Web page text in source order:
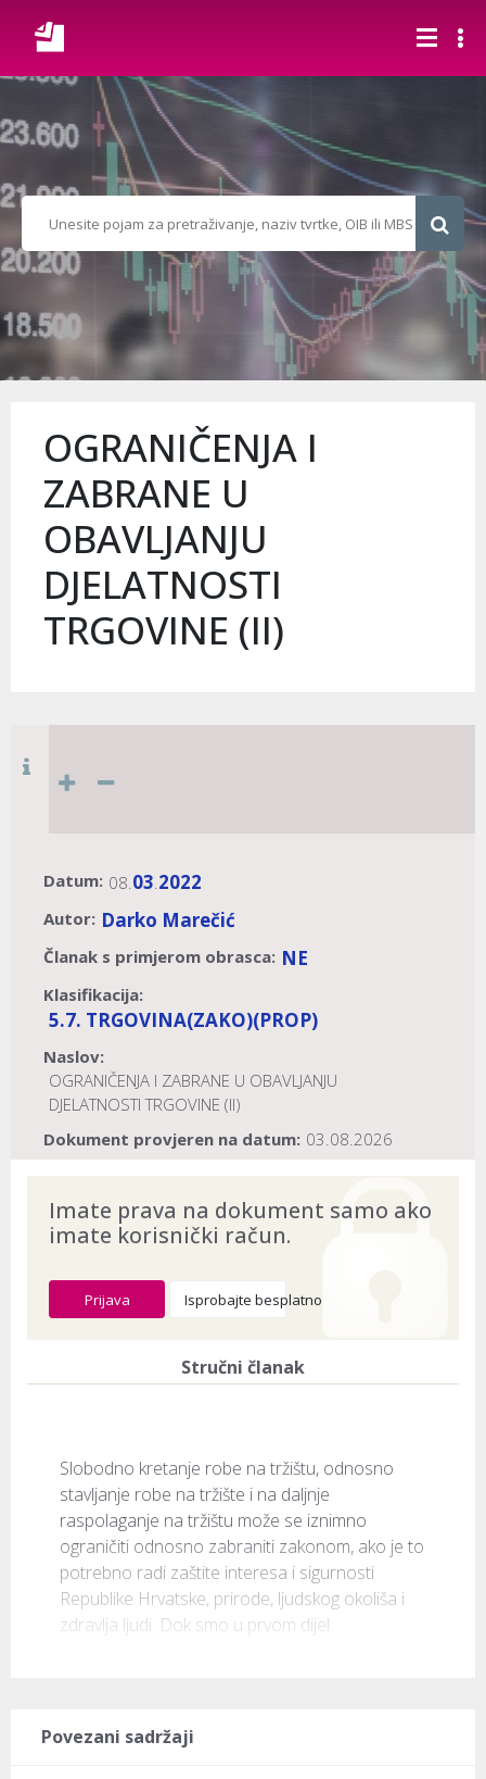
OGRANIČENJA I
ZABRANE U
OBAVLJANJU
DJELATNOSTI
TRGOVINE (II)
Datum: 08.03.2022
Autor: Darko Marečić
Članak s primjerom obrasca: NE
Klasifikacija:
5.7. TRGOVINA(ZAKO)(PROP)
Naslov:
OGRANIČENJA I ZABRANE U OBAVLJANJU
DJELATNOSTI TRGOVINE (II)
Dokument provjeren na datum: 03.08.2026
Imate prava na dokument samo ako
imate korisnički račun.
Prijava Isprobajte besplatno
Stručni članak
Slobodno kretanje robe na tržištu, odnosno
stavljanje robe na tržište i na daljnje
raspolaganje na tržištu može se iznimno
ograničiti odnosno zabraniti zakonom, ako je to
potrebno radi zaštite interesa i sigurnosti
Republike Hrvatske, prirode, ljudskog okoliša i
zdravlja ljudi. Dok smo u prvom dijel
Povezani sadržaji